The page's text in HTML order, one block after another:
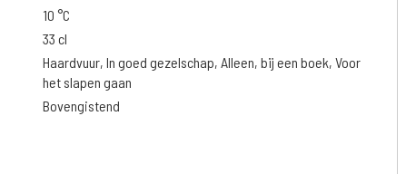
10 °C
33 cl
Haardvuur, In goed gezelschap, Alleen, bij een boek, Voor
het slapen gaan
Bovengistend